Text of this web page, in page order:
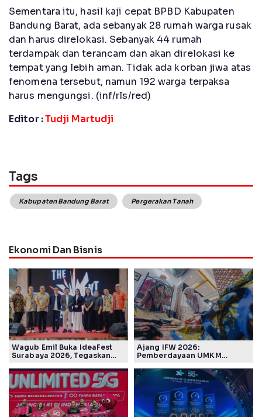
Sementara itu, hasil kaji cepat BPBD Kabupaten
Bandung Barat, ada sebanyak 28 rumah warga rusak
dan harus direlokasi. Sebanyak 44 rumah
terdampak dan terancam dan akan direlokasi ke
tempat yang lebih aman. Tidak ada korban jiwa atas
fenomena tersebut, namun 192 warga terpaksa
harus mengungsi. (inf/rls/red)
Editor :Tudji Martudji
Tags
Kabupaten Bandung Barat Pergerakan Tanah
Ekonomi Dan Bisnis
Wagub Emil Buka IdeaFest
Surabaya 2026, Tegaskan
Timur
Ajang IFW 2026:
Pemberdayaan UMKM
Kelompok Disabilitas dan
Keberlanjutan